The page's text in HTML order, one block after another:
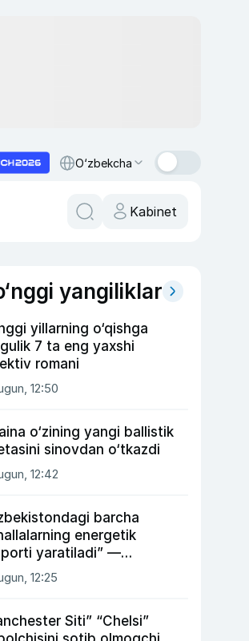
O‘zbekcha
Kabinet
yangiliklar
yillarning o‘qishga
7 ta eng yaxshi
romani
12:50
o‘zining yangi ballistik
sinovdan o‘tkazdi
12:42
barcha
energetik
yaratiladi” —
vaziri
12:25
Siti” “Chelsi”